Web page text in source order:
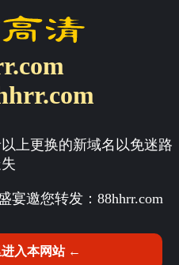
上更换的新域名以免迷路
宴邀您转发： 88hhrr.com
入本网站 ←